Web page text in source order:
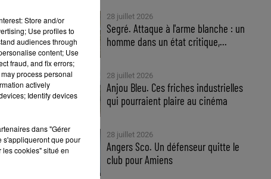
28 juillet 2026
Segré. Attaque à l'arme blanche : un
homme dans un état critique,...
28 juillet 2026
Anjou Bleu. Ces friches industrielles
qui pourraient plaire au cinéma
28 juillet 2026
Angers Sco. Un défenseur quitte le
club pour Amiens
Store and/or
Use profiles to
audiences through
content; Use
fraud, and fix errors;
process personal
actively
Identify devices
dans "Gérer
s'appliqueront que pour
les cookies" situé en